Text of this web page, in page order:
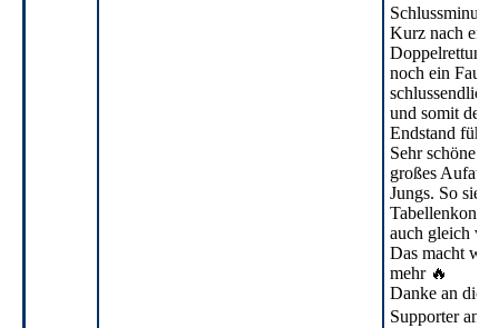
Kurz nach
Doppelrettung
noch ein
schlussendlich
und somit dem
Endstand
Sehr schöne
großes
Jungs. So sieht
auch gleich
Das macht
mehr 🔥
Danke an die
Supporter an